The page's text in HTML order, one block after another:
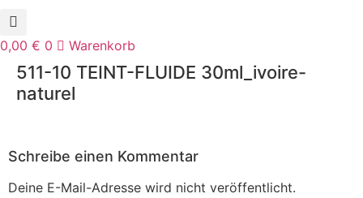
0,00 € 0 Warenkorb
511-10 TEINT-FLUIDE 30ml_ivoire-
naturel
Schreibe einen Kommentar
Deine E-Mail-Adresse wird nicht veröffentlicht.